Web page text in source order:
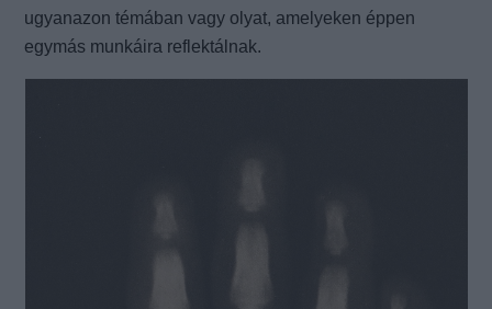
ugyanazon témában vagy olyat, amelyeken éppen
egymás munkáira reflektálnak.